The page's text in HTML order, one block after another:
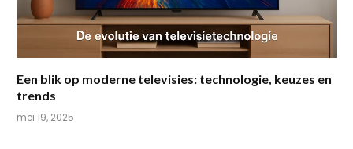
Een blik op moderne televisies: technologie, keuzes en
trends
mei 19, 2025